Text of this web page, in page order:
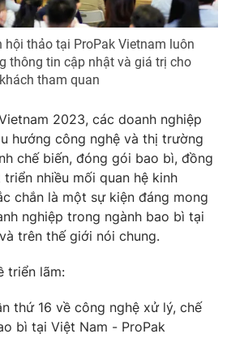
hội thảo tại ProPak Vietnam luôn
thông tin cập nhật và giá trị cho
khách tham quan
2023, các doanh nghiệp
hướng công nghệ và thị trường
chế biến, đóng gói bao bì, đồng
nhiều mối quan hệ kinh
chắn là một sự kiện đáng mong
nghiệp trong ngành bao bì tại
trên thế giới nói chung.
triển lãm:
thứ 16 về công nghệ xử lý, chế
bì tại Việt Nam - ProPak